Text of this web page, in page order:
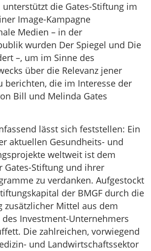
die Gates-Stiftung im
Image-Kampagne
Medien – in der
wurden Der Spiegel und Die
–, um im Sinne des
über die Relevanz jener
berichten, die im Interesse der
Bill und Melinda Gates
lässt sich feststellen: Ein
aktuellen Gesundheits- und
weltweit ist dem
Gates-Stiftung und ihrer
zu verdanken. Aufgestockt
der BMGF durch die
zusätzlicher Mittel aus dem
Investment-Unternehmers
Die zahlreichen, vorwiegend
und Landwirtschaftssektor